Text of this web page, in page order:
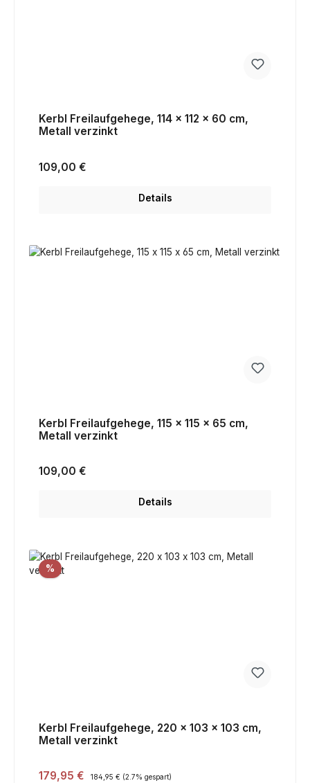
Kerbl Freilaufgehege, 114 x 112 x 60 cm,
Metall verzinkt
Regulärer Preis:
109,00 €
Details
Kerbl Freilaufgehege, 115 x 115 x 65 cm,
Metall verzinkt
Regulärer Preis:
109,00 €
Details
%Rabatt
Kerbl Freilaufgehege, 220 x 103 x 103 cm,
Metall verzinkt
Verkaufspreis:
179,95 € Regulärer Preis:
184,95 € (2.7% gespart)